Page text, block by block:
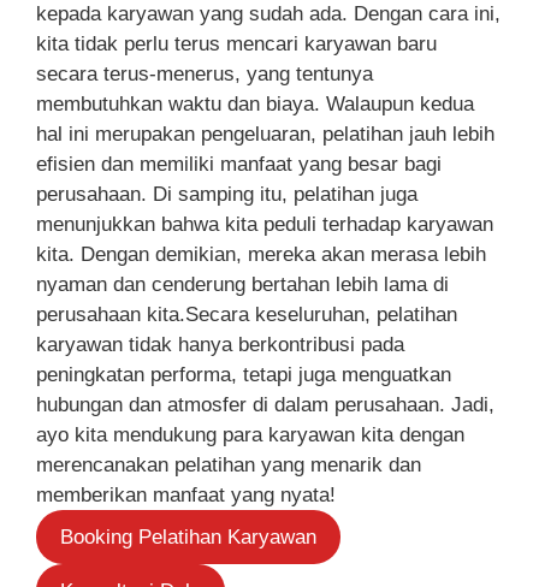
kepada karyawan yang sudah ada. Dengan cara ini,
kita tidak perlu terus mencari karyawan baru
secara terus-menerus, yang tentunya
membutuhkan waktu dan biaya. Walaupun kedua
hal ini merupakan pengeluaran, pelatihan jauh lebih
efisien dan memiliki manfaat yang besar bagi
perusahaan. Di samping itu, pelatihan juga
menunjukkan bahwa kita peduli terhadap karyawan
kita. Dengan demikian, mereka akan merasa lebih
nyaman dan cenderung bertahan lebih lama di
perusahaan kita.Secara keseluruhan, pelatihan
karyawan tidak hanya berkontribusi pada
peningkatan performa, tetapi juga menguatkan
hubungan dan atmosfer di dalam perusahaan. Jadi,
ayo kita mendukung para karyawan kita dengan
merencanakan pelatihan yang menarik dan
memberikan manfaat yang nyata!
Booking Pelatihan Karyawan